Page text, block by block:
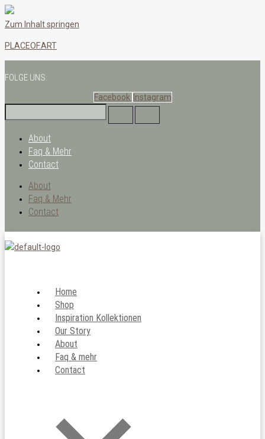
Zum Inhalt springen
PLACEOF.ART
FOLGE UNS:
Facebook Instagram
About
Faq & Mehr
Contact
About
Faq & Mehr
Contact
Home
Shop
Inspiration Kollektionen
Our Story
About
Faq & mehr
Contact